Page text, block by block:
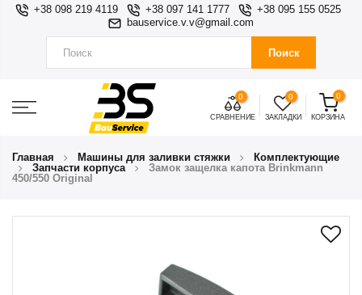
+38 098 219 4119 +38 097 141 1777
+38 095 155 0525
bauservice.v.v@gmail.com
Поиск
0
СРАВНЕНИЕ
0
ЗАКЛАДКИ
0
КОРЗИНА
Главная Машины для заливки стяжки
Комплектующие
Запчасти корпуса
Замок защелка капота Brinkmann
450/550 Original